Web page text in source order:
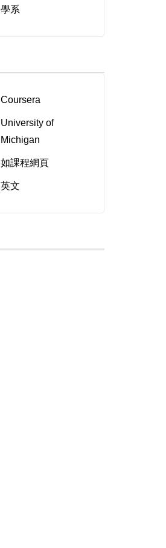
學系
Coursera
University of
Michigan
如課程網頁
英文